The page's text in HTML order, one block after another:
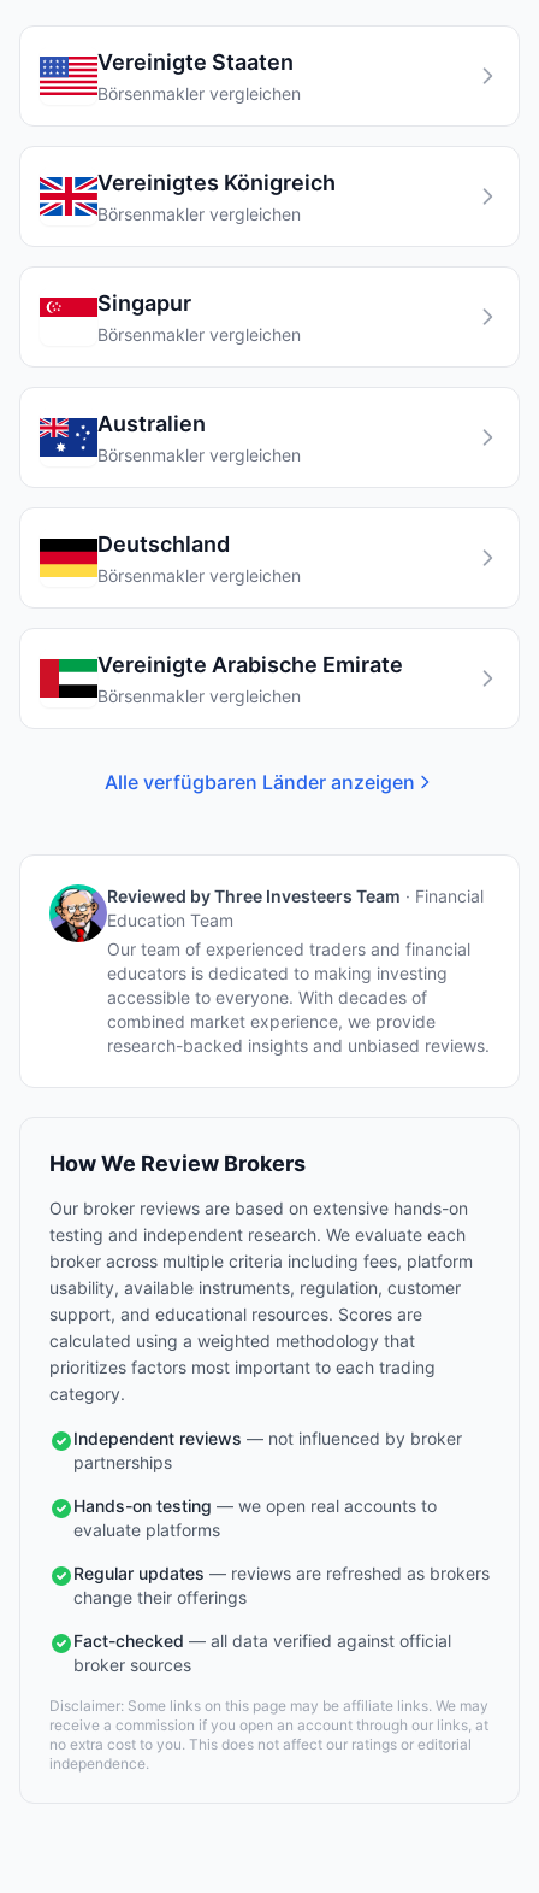
Vereinigte Staaten
Börsenmakler vergleichen
Vereinigtes Königreich
Börsenmakler vergleichen
Singapur
Börsenmakler vergleichen
Australien
Börsenmakler vergleichen
Deutschland
Börsenmakler vergleichen
Vereinigte Arabische Emirate
Börsenmakler vergleichen
Alle verfügbaren Länder anzeigen
Reviewed byThree Investeers Team · Financial
Education Team
Our team of experienced traders and financial
educators is dedicated to making investing
accessible to everyone. With decades of
combined market experience, we provide
research-backed insights and unbiased reviews.
How We Review Brokers
Our broker reviews are based on extensive hands-on
testing and independent research. We evaluate each
broker across multiple criteria including fees, platform
usability, available instruments, regulation, customer
support, and educational resources. Scores are
calculated using a weighted methodology that
prioritizes factors most important to each trading
category.
Independent reviews — not influenced by broker
partnerships
Hands-on testing — we open real accounts to
evaluate platforms
Regular updates — reviews are refreshed as brokers
change their offerings
Fact-checked — all data verified against official
broker sources
Disclaimer: Some links on this page may be affiliate links. We may
receive a commission if you open an account through our links, at
no extra cost to you. This does not affect our ratings or editorial
independence.